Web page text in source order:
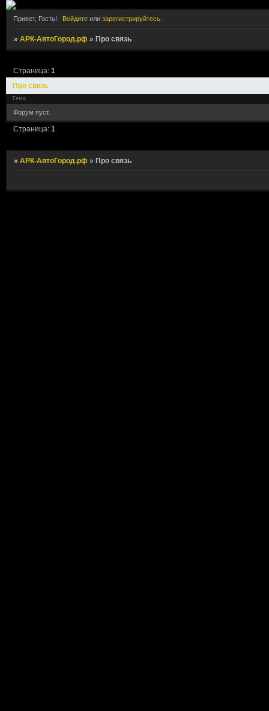
Привет, Гость! Войдитеили зарегистрируйтесь.
»АРК-АвтоГород.рф »Про связь
Про связь
Страница:1
Тема
Форум пуст.
Страница:1
»АРК-АвтоГород.рф » Про связь